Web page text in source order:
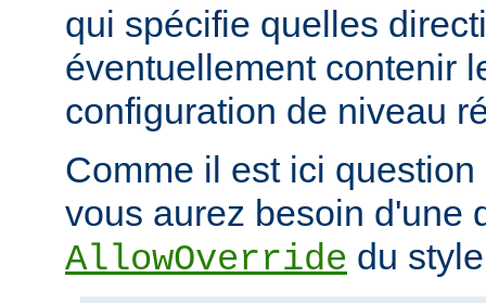
qui spécifie quelles
éventuellement contenir
configuration de niveau
Comme il est ici
vous aurez besoin d'une
AllowOverride du